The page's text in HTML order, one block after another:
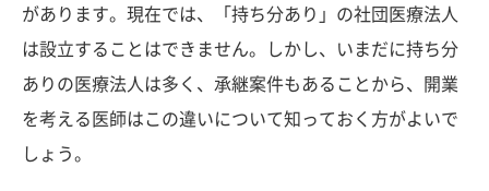
があります。現在では、「持ち分あり」の社団医療法人
は設立することはできません。しかし、いまだに持ち分
ありの医療法人は多く、承継案件もあることから、開業
を考える医師はこの違いについて知っておく方がよいで
しょう。